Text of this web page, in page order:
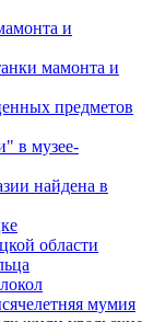
и
мамонта и
предметов
в музее-
найдена в
области
мумия